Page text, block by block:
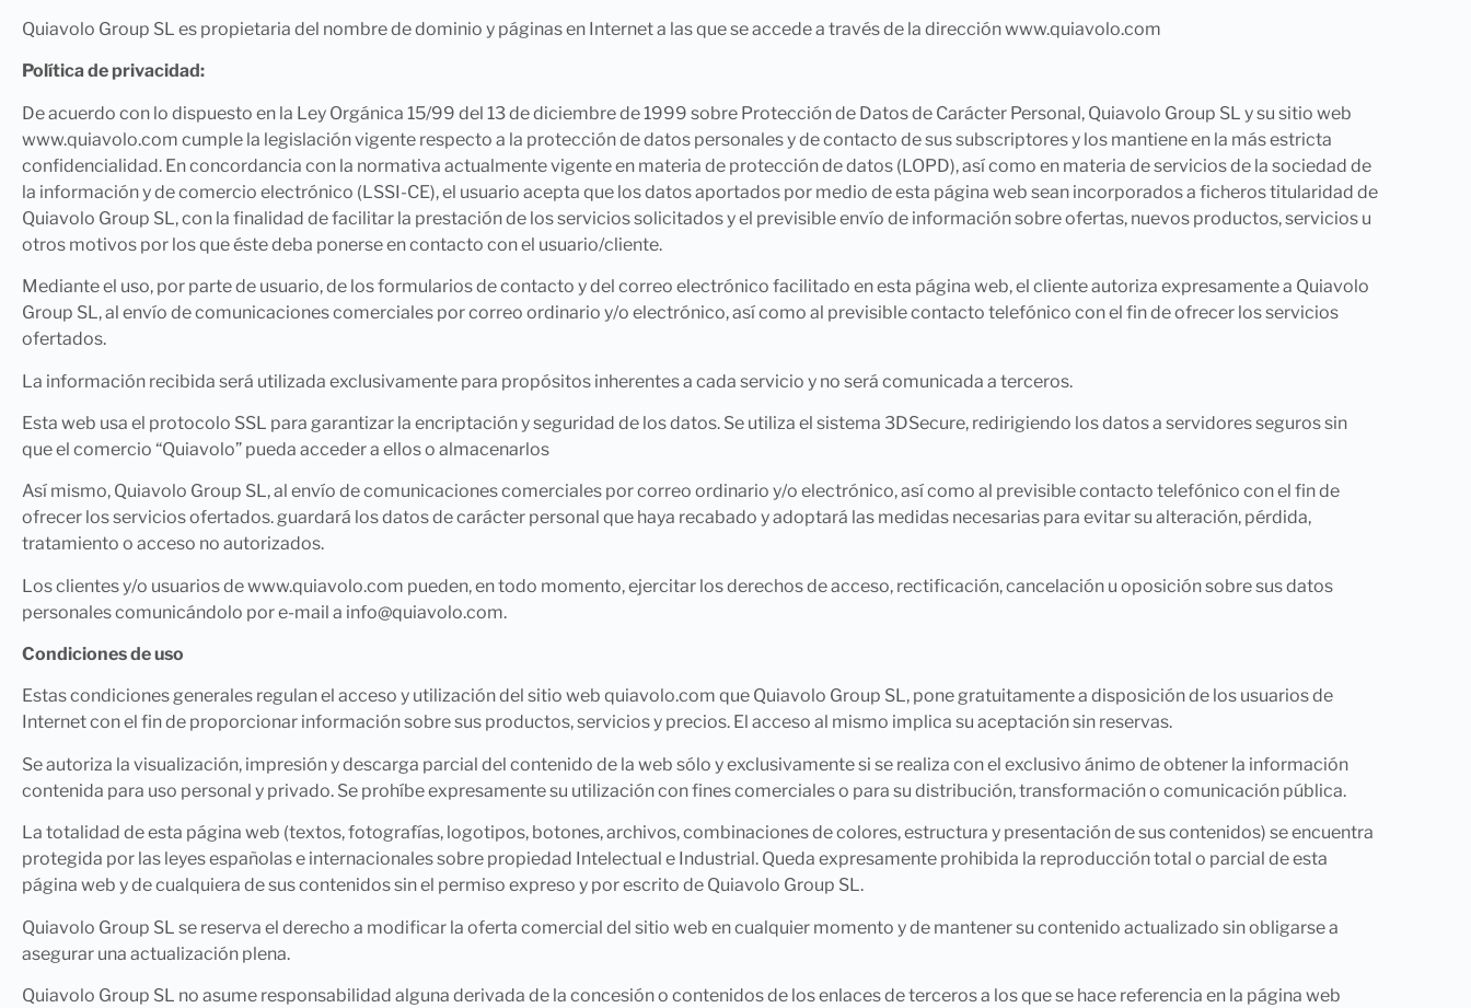
Quiavolo Group SL es propietaria del nombre de dominio y páginas en Internet a las que se accede a través de la dirección www.quiavolo.com
Política de privacidad:
De acuerdo con lo dispuesto en la Ley Orgánica 15/99 del 13 de diciembre de 1999 sobre Protección de Datos de Carácter Personal, Quiavolo Group SL y su sitio web
www.quiavolo.com cumple la legislación vigente respecto a la protección de datos personales y de contacto de sus subscriptores y los mantiene en la más estricta
confidencialidad. En concordancia con la normativa actualmente vigente en materia de protección de datos (LOPD), así como en materia de servicios de la sociedad de
la información y de comercio electrónico (LSSI-CE), el usuario acepta que los datos aportados por medio de esta página web sean incorporados a ficheros titularidad de
Quiavolo Group SL, con la finalidad de facilitar la prestación de los servicios solicitados y el previsible envío de información sobre ofertas, nuevos productos, servicios u
otros motivos por los que éste deba ponerse en contacto con el usuario/cliente.
Mediante el uso, por parte de usuario, de los formularios de contacto y del correo electrónico facilitado en esta página web, el cliente autoriza expresamente a Quiavolo
Group SL, al envío de comunicaciones comerciales por correo ordinario y/o electrónico, así como al previsible contacto telefónico con el fin de ofrecer los servicios
ofertados.
La información recibida será utilizada exclusivamente para propósitos inherentes a cada servicio y no será comunicada a terceros.
Esta web usa el protocolo SSL para garantizar la encriptación y seguridad de los datos. Se utiliza el sistema 3DSecure, redirigiendo los datos a servidores seguros sin
que el comercio “Quiavolo” pueda acceder a ellos o almacenarlos
Así mismo, Quiavolo Group SL, al envío de comunicaciones comerciales por correo ordinario y/o electrónico, así como al previsible contacto telefónico con el fin de
ofrecer los servicios ofertados. guardará los datos de carácter personal que haya recabado y adoptará las medidas necesarias para evitar su alteración, pérdida,
tratamiento o acceso no autorizados.
Los clientes y/o usuarios de www.quiavolo.com pueden, en todo momento, ejercitar los derechos de acceso, rectificación, cancelación u oposición sobre sus datos
personales comunicándolo por e-mail a info@quiavolo.com.
Condiciones de uso
Estas condiciones generales regulan el acceso y utilización del sitio web quiavolo.com que Quiavolo Group SL, pone gratuitamente a disposición de los usuarios de
Internet con el fin de proporcionar información sobre sus productos, servicios y precios. El acceso al mismo implica su aceptación sin reservas.
Se autoriza la visualización, impresión y descarga parcial del contenido de la web sólo y exclusivamente si se realiza con el exclusivo ánimo de obtener la información
contenida para uso personal y privado. Se prohíbe expresamente su utilización con fines comerciales o para su distribución, transformación o comunicación pública.
La totalidad de esta página web (textos, fotografías, logotipos, botones, archivos, combinaciones de colores, estructura y presentación de sus contenidos) se encuentra
protegida por las leyes españolas e internacionales sobre propiedad Intelectual e Industrial. Queda expresamente prohibida la reproducción total o parcial de esta
página web y de cualquiera de sus contenidos sin el permiso expreso y por escrito de Quiavolo Group SL.
Quiavolo Group SL se reserva el derecho a modificar la oferta comercial del sitio web en cualquier momento y de mantener su contenido actualizado sin obligarse a
asegurar una actualización plena.
Quiavolo Group SL no asume responsabilidad alguna derivada de la concesión o contenidos de los enlaces de terceros a los que se hace referencia en la página web